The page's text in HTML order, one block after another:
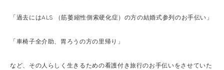
「過去にはALS （筋萎縮性側索硬化症）の方の結婚式参列のお手伝い」
「車椅子全介助、胃ろうの方の里帰り」
など、その人らしく生きるための看護付き旅行のお手伝いをさせていた